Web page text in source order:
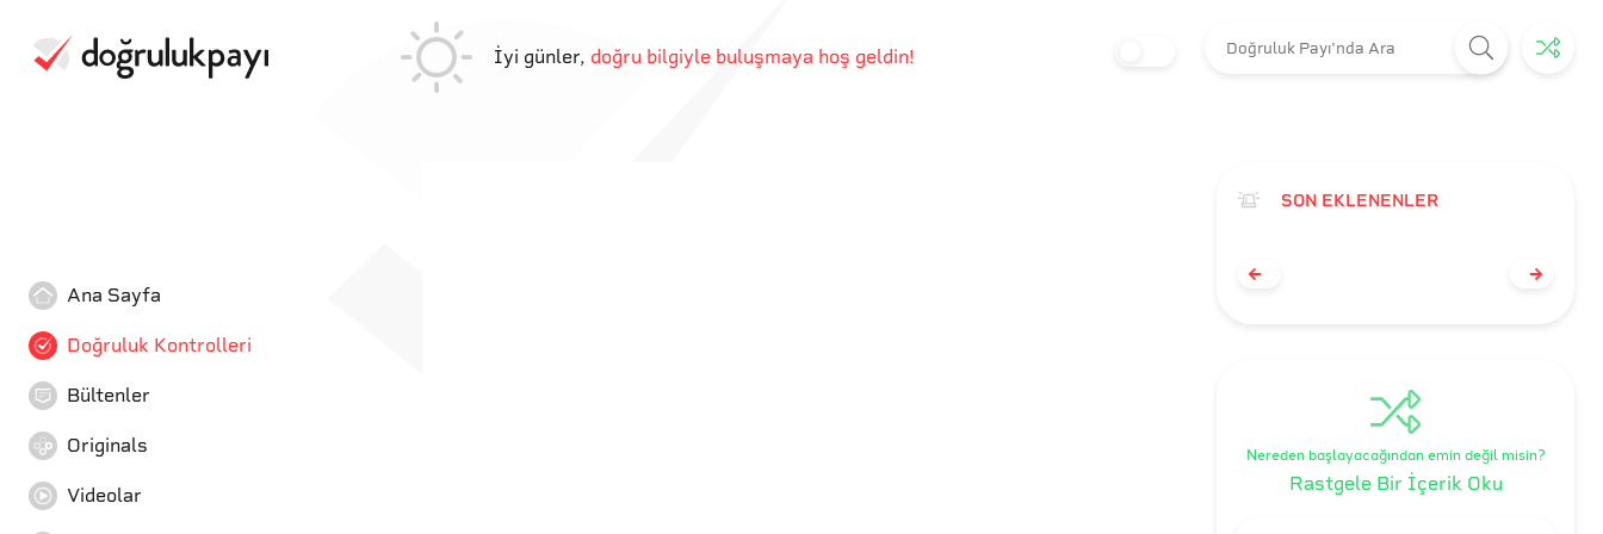
İyi günler, doğru bilgiyle buluşmaya hoş geldin!
Ana Sayfa
Doğruluk Kontrolleri
Bültenler
Originals
Videolar
SON EKLENENLER
Nereden başlayacağından emin değil misin?
Rastgele Bir İçerik Oku